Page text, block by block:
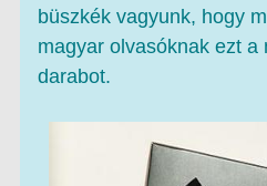
büszkék vagyunk, hogy
magyar olvasóknak ezt a
darabot.